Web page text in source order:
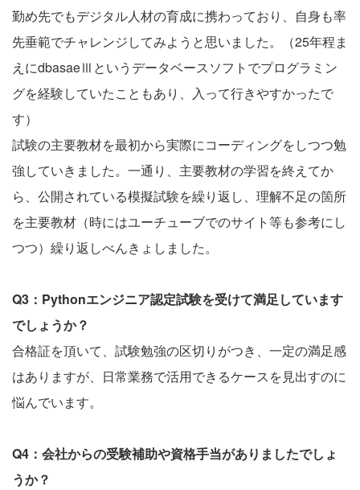
勤め先でもデジタル人材の育成に携わっており、自身も率
先垂範でチャレンジしてみようと思いました。（25年程ま
えにdbasaeⅢというデータベースソフトでプログラミン
グを経験していたこともあり、入って行きやすかったで
す）
試験の主要教材を最初から実際にコーディングをしつつ勉
強していきました。一通り、主要教材の学習を終えてか
ら、公開されている模擬試験を繰り返し、理解不足の箇所
を主要教材（時にはユーチューブでのサイト等も参考にし
つつ）繰り返しべんきょしました。
Q3：Pythonエンジニア認定試験を受けて満足しています
でしょうか？
合格証を頂いて、試験勉強の区切りがつき、一定の満足感
はありますが、日常業務で活用できるケースを見出すのに
悩んでいます。
Q4：会社からの受験補助や資格手当がありましたでしょ
うか？